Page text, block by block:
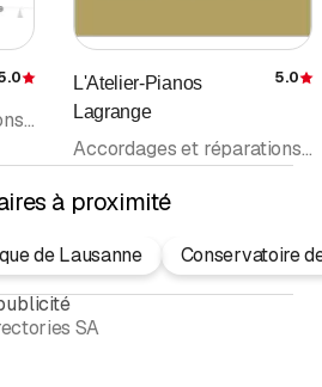
de réparations/accordage pour
basses, pianos, vents,
et batteries/percussions : en
et développement votre
vous accueil à Morges avec 42
Évaluation
Accordages et réparations de Pianos • Magasin et instruments de Musique
L'Atelier-Pianos
Lagrange
5.0
Accordages et réparations de Pianos • Magasin et instruments de Musique • Atelier de Restauration
à proximité
de Lausanne
Conservatoire
SA